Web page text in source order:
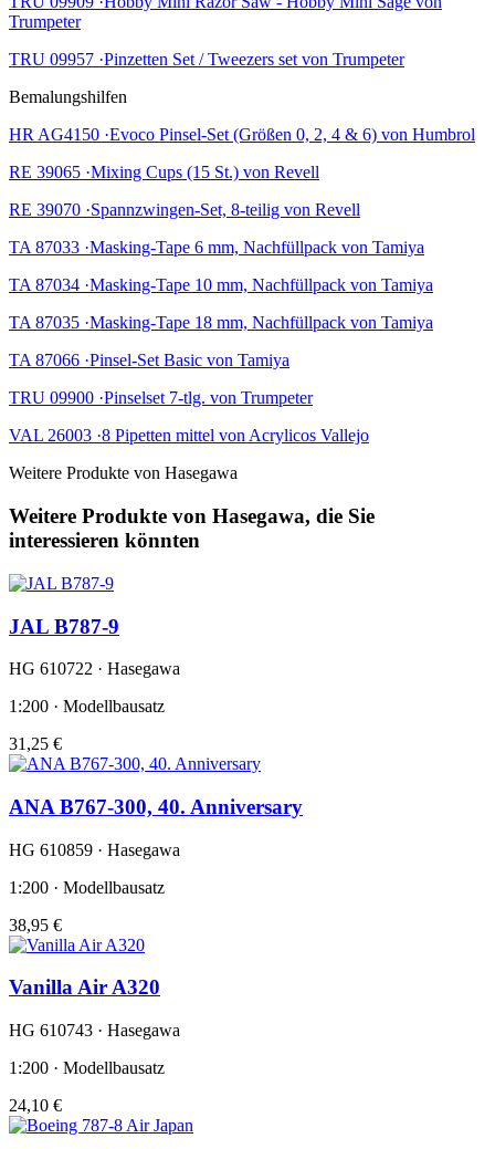
Trumpeter
TRU 09957 ·Pinzetten Set / Tweezers set von Trumpeter
Bemalungshilfen
HR AG4150 ·Evoco Pinsel-Set (Größen 0, 2, 4 & 6) von Humbrol
RE 39065 ·Mixing Cups (15 St.) von Revell
RE 39070 ·Spannzwingen-Set, 8-teilig von Revell
TA 87033 ·Masking-Tape 6 mm, Nachfüllpack von Tamiya
TA 87034 ·Masking-Tape 10 mm, Nachfüllpack von Tamiya
TA 87035 ·Masking-Tape 18 mm, Nachfüllpack von Tamiya
TA 87066 ·Pinsel-Set Basic von Tamiya
TRU 09900 ·Pinselset 7-tlg. von Trumpeter
VAL 26003 ·8 Pipetten mittel von Acrylicos Vallejo
Weitere Produkte von Hasegawa
Weitere Produkte von Hasegawa, die Sie
interessieren könnten
JAL B787-9
HG 610722 · Hasegawa
1:200 · Modellbausatz
31,25 €
ANA B767-300, 40. Anniversary
HG 610859 · Hasegawa
1:200 · Modellbausatz
38,95 €
Vanilla Air A320
HG 610743 · Hasegawa
1:200 · Modellbausatz
24,10 €